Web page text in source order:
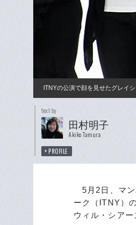
ITNYの公演で顔を見せたグレイ
text by
田村明子
Akiko Tamura
PROFILE
5月2日、マン
ーク（ITNY）
ウィル・シアー